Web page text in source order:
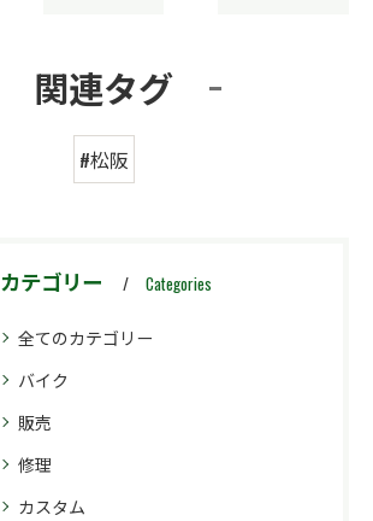
関連タグ
#松阪
カテゴリー Categories
全てのカテゴリー
バイク
販売
修理
カスタム